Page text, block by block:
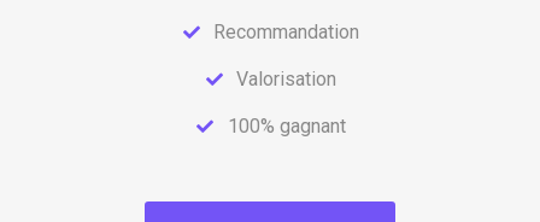
Recommandation
Valorisation
100% gagnant